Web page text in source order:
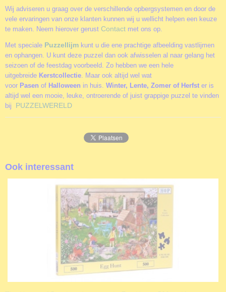
Wij adviseren u graag over de verschillende opbergsystemen en door de
vele ervaringen van onze klanten kunnen wij u wellicht helpen een keuze
te maken. Neem hierover gerust Contact met ons op.
Met speciale Puzzellijm kunt u die ene prachtige afbeelding vastlijmen
en ophangen. U kunt deze puzzel dan ook afwisselen al naar gelang het
seizoen of de feestdag voorbeeld. Zo hebben we een hele
uitgebreide Kerstcollectie. Maar ook altijd wel wat
voor Pasen of Halloween in huis. Winter, Lente, Zomer of Herfst er is
altijd wel een mooie, leuke, ontroerende of juist grappige puzzel te vinden
bij PUZZELWERELD
Ook interessant